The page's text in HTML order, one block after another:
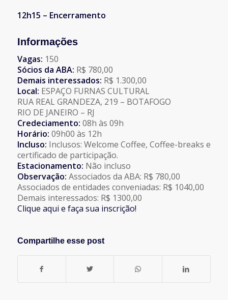
12h15 – Encerramento
Informações
Vagas: 150
Sócios da ABA: R$ 780,00
Demais interessados: R$ 1.300,00
Local: ESPAÇO FURNAS CULTURAL
RUA REAL GRANDEZA, 219 – BOTAFOGO
RIO DE JANEIRO – RJ
Credeciamento: 08h às 09h
Horário: 09h00 às 12h
Incluso: Inclusos: Welcome Coffee, Coffee-breaks e
certificado de participação.
Estacionamento: Não incluso
Observação: Associados da ABA: R$ 780,00
Associados de entidades conveniadas: R$ 1040,00
Demais interessados: R$ 1300,00
Clique aqui e faça sua inscrição!
Compartilhe esse post